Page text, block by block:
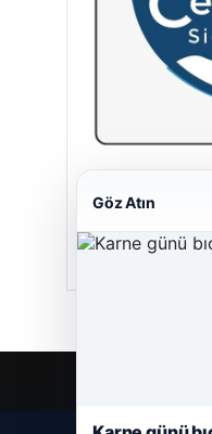
23/06/2026
Göz Atın